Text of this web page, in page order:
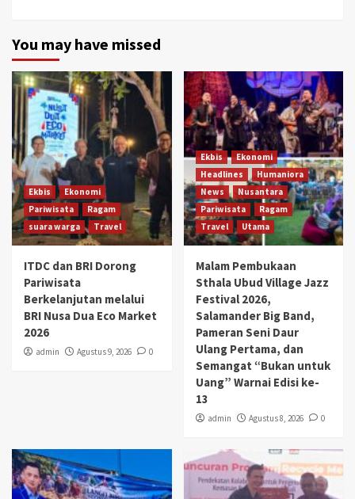
You may have missed
Ekbis
Ekonomi
Pariwisata
Ragam
suara warga
Travel
ITDC dan BRI Dorong
Pariwisata
Berkelanjutan melalui
BRI Nusa Dua Eco Market
2026
admin Agustus 9, 2026 0
Ekbis
Ekonomi
Headlines
Humaniora
News
Nusantara
Pariwisata
Ragam
Travel
Utama
Malam Pembukaan
Sthala Ubud Village Jazz
Festival 2026,
Salamander Big Band,
Pameran Seni Daur
Ulang Pertama, dan
Semangat “Bukan untuk
Uang” Warnai Edisi ke-
13
admin Agustus 8, 2026 0